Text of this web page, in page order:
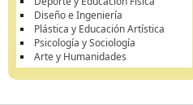
Diseño e Ingeniería
Plástica y Educación Artística
Psicología y Sociología
Arte y Humanidades